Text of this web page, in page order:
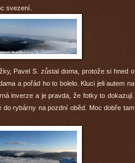
svezení.
Pavel S. zůstal doma, protože si hned o
a pořád ho to bolelo. Kluci jeli autem na
inverze a je pravda, že fotky to dokazují.
rybárny na pozdní oběd. Moc dobře tam